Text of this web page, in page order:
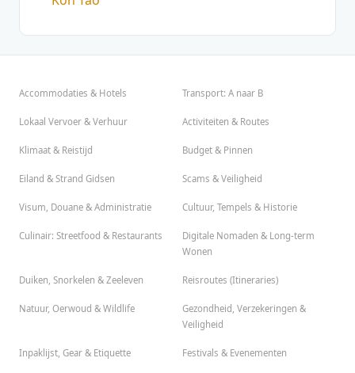
Accommodaties & Hotels Transport: A naar B
Lokaal Vervoer & Verhuur Activiteiten & Routes
Klimaat & Reistijd Budget & Pinnen
Eiland & Strand Gidsen Scams & Veiligheid
Visum, Douane & Administratie Cultuur, Tempels & Historie
Culinair: Streetfood & Restaurants
Digitale Nomaden & Long-term
Wonen
Duiken, Snorkelen & Zeeleven Reisroutes (Itineraries)
Natuur, Oerwoud & Wildlife
Gezondheid, Verzekeringen &
Veiligheid
Inpaklijst, Gear & Etiquette Festivals & Evenementen